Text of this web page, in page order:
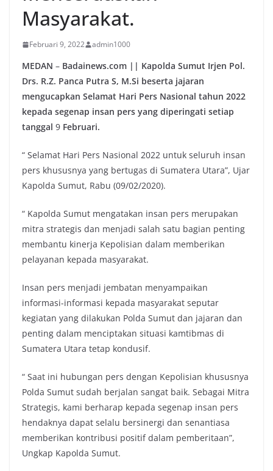
Masyarakat.
Februari 9, 2022 admin1000
MEDAN – Badainews.com || Kapolda Sumut Irjen Pol.
Drs. R.Z. Panca Putra S, M.Si beserta jajaran
mengucapkan Selamat Hari Pers Nasional tahun 2022
kepada segenap insan pers yang diperingati setiap
tanggal 9 Februari.
“ Selamat Hari Pers Nasional 2022 untuk seluruh insan
pers khususnya yang bertugas di Sumatera Utara”, Ujar
Kapolda Sumut, Rabu (09/02/2020).
“ Kapolda Sumut mengatakan insan pers merupakan
mitra strategis dan menjadi salah satu bagian penting
membantu kinerja Kepolisian dalam memberikan
pelayanan kepada masyarakat.
Insan pers menjadi jembatan menyampaikan
informasi-informasi kepada masyarakat seputar
kegiatan yang dilakukan Polda Sumut dan jajaran dan
penting dalam menciptakan situasi kamtibmas di
Sumatera Utara tetap kondusif.
“ Saat ini hubungan pers dengan Kepolisian khususnya
Polda Sumut sudah berjalan sangat baik. Sebagai Mitra
Strategis, kami berharap kepada segenap insan pers
hendaknya dapat selalu bersinergi dan senantiasa
memberikan kontribusi positif dalam pemberitaan”,
Ungkap Kapolda Sumut.